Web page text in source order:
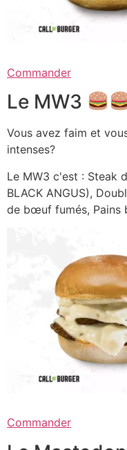
Commander
Le MW3
Vous avez faim et
intenses?
Le MW3 c'est : Steak
BLACK ANGUS),
de bœuf fumés, Pains
Commander